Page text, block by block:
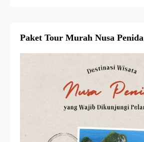
Paket Tour Murah Nusa Penida